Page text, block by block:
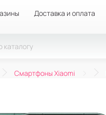
Доставка и оплата
Смартфоны Xiaomi